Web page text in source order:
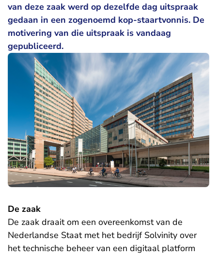
van deze zaak werd op dezelfde dag uitspraak
gedaan in een zogenoemd kop-staartvonnis. De
motivering van die uitspraak is vandaag
gepubliceerd.
De zaak
De zaak draait om een overeenkomst van de
Nederlandse Staat met het bedrijf Solvinity over
het technische beheer van een digitaal platform